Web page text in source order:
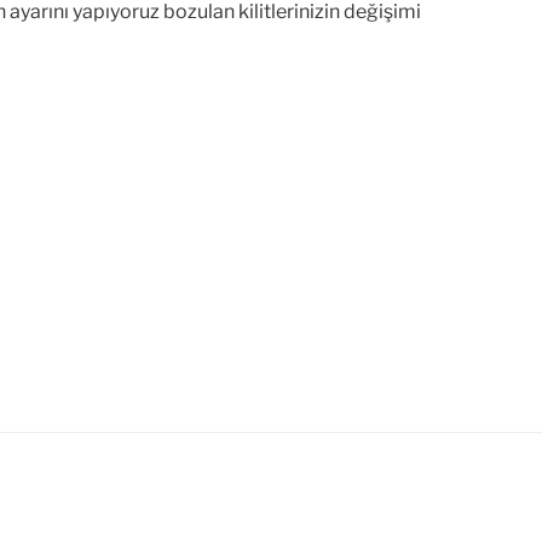
ayarını yapıyoruz bozulan kilitlerinizin değişimi